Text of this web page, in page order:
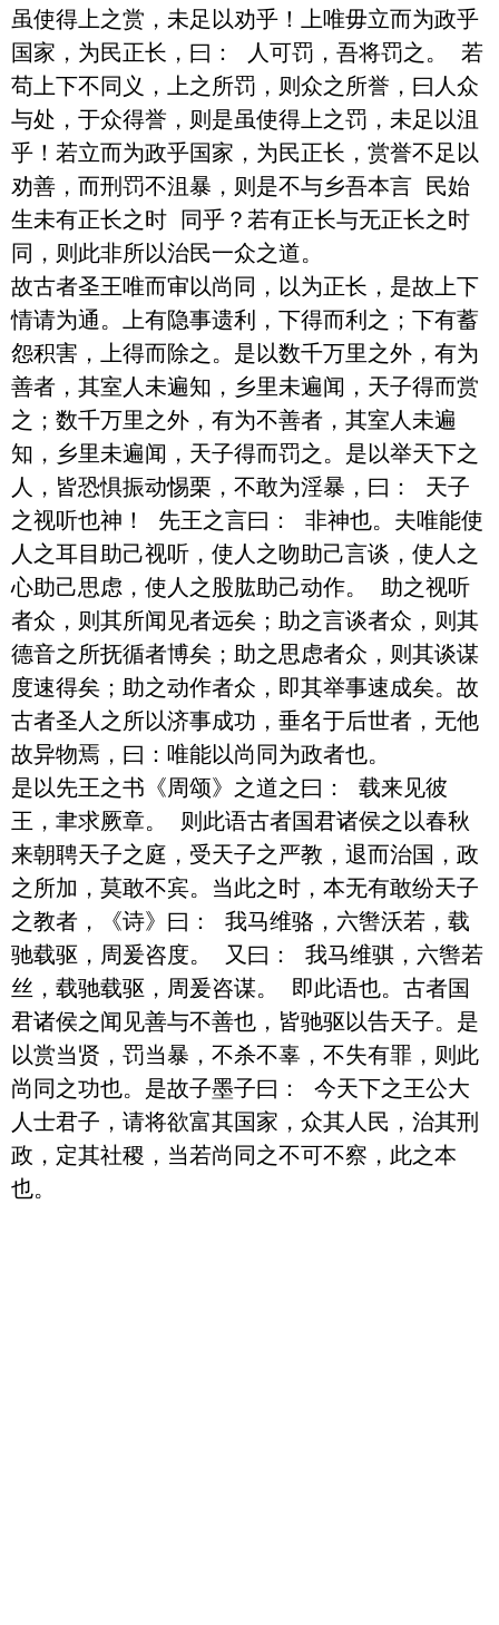
虽使得上之赏，未足以劝乎！上唯毋立而为政乎
国家，为民正长，曰： 人可罚，吾将罚之。 若
苟上下不同义，上之所罚，则众之所誉，曰人众
与处，于众得誉，则是虽使得上之罚，未足以沮
乎！若立而为政乎国家，为民正长，赏誉不足以
劝善，而刑罚不沮暴，则是不与乡吾本言 民始
生未有正长之时 同乎？若有正长与无正长之时
同，则此非所以治民一众之道。
故古者圣王唯而审以尚同，以为正长，是故上下
情请为通。上有隐事遗利，下得而利之；下有蓄
怨积害，上得而除之。是以数千万里之外，有为
善者，其室人未遍知，乡里未遍闻，天子得而赏
之；数千万里之外，有为不善者，其室人未遍
知，乡里未遍闻，天子得而罚之。是以举天下之
人，皆恐惧振动惕栗，不敢为淫暴，曰： 天子
之视听也神！ 先王之言曰： 非神也。夫唯能使
人之耳目助己视听，使人之吻助己言谈，使人之
心助己思虑，使人之股肱助己动作。 助之视听
者众，则其所闻见者远矣；助之言谈者众，则其
德音之所抚循者博矣；助之思虑者众，则其谈谋
度速得矣；助之动作者众，即其举事速成矣。故
古者圣人之所以济事成功，垂名于后世者，无他
故异物焉，曰：唯能以尚同为政者也。
是以先王之书《周颂》之道之曰： 载来见彼
王，聿求厥章。 则此语古者国君诸侯之以春秋
来朝聘天子之庭，受天子之严教，退而治国，政
之所加，莫敢不宾。当此之时，本无有敢纷天子
之教者，《诗》曰： 我马维骆，六辔沃若，载
驰载驱，周爰咨度。 又曰： 我马维骐，六辔若
丝，载驰载驱，周爰咨谋。 即此语也。古者国
君诸侯之闻见善与不善也，皆驰驱以告天子。是
以赏当贤，罚当暴，不杀不辜，不失有罪，则此
尚同之功也。是故子墨子曰： 今天下之王公大
人士君子，请将欲富其国家，众其人民，治其刑
政，定其社稷，当若尚同之不可不察，此之本